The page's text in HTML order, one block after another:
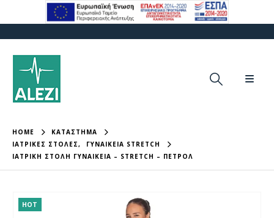
HOME
ΚΑΤΑΣΤΗΜΑ
ΙΑΤΡΙΚΈΣ ΣΤΟΛΈΣ,
ΓΥΝΑΙΚΕΊΑ STRETCH
ΙΑΤΡΙΚΉ ΣΤΟΛΉ ΓΥΝΑΙΚΕΊΑ – STRETCH – ΠΕΤΡΌΛ
HOT